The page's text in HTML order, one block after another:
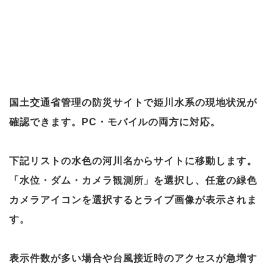
国土交通省管理の防災サイトで姫川水系の現地状況が
確認できます。PC・モバイルの両方に対応。
下記リストの水色の河川名からサイトに移動します。
「水位・ダム・カメラ観測所」を選択し、任意の緑色
カメラアイコンを選択するとライブ画像が表示されま
す。
表示件数が多い場合や台風接近時のアクセスが急増す